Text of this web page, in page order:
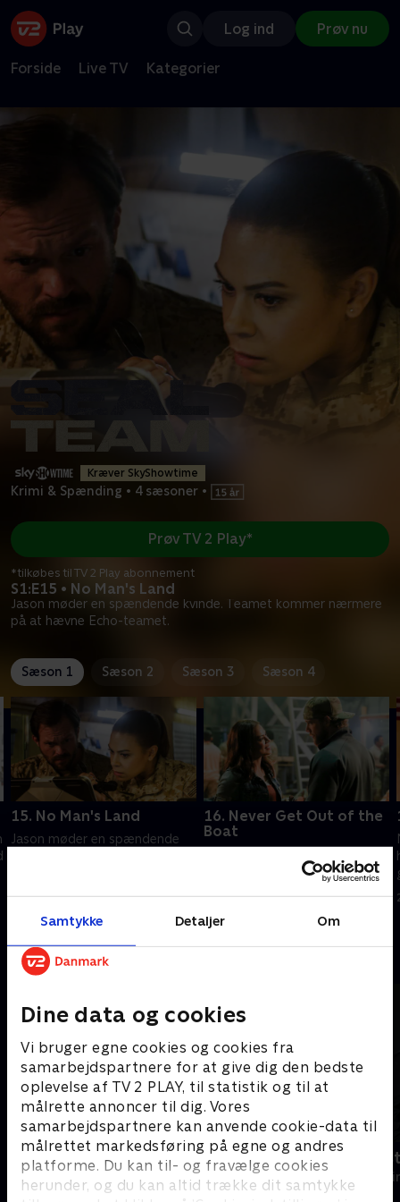
Samtykke Detaljer Om
Dine data og cookies
Vi bruger egne cookies og cookies fra
samarbejdspartnere for at give dig den bedste
oplevelse af TV 2 PLAY, til statistik og til at
målrette annoncer til dig. Vores
samarbejdspartnere kan anvende cookie-data til
målrettet markedsføring på egne og andres
platforme. Du kan til- og fravælge cookies
herunder, og du kan altid trække dit samtykke
Log ind Prøv nu
Forside Live TV Kategorier
Kræver SkyShowtime
Krimi & Spænding • 4 sæsoner •
S1:E15 • No Man's Land
Jason møder en spændende kvinde. Teamet kommer nærmere
på at hævne Echo-teamet.
Prøv TV 2 Play*
*tilkøbes til TV 2 Play abonnement
Sæson 1 Sæson 2 Sæson 3 Sæson 4
15. No Man's Land
Jason møder en spændende
20. september 2022 • 40 min
16. Never Get Out of the
Boat
Amy, kæmper Clay med et
Andre så også
Trigger Point
Krimi & Spænding • 3 sæsoner
Fornyet
Krimi &